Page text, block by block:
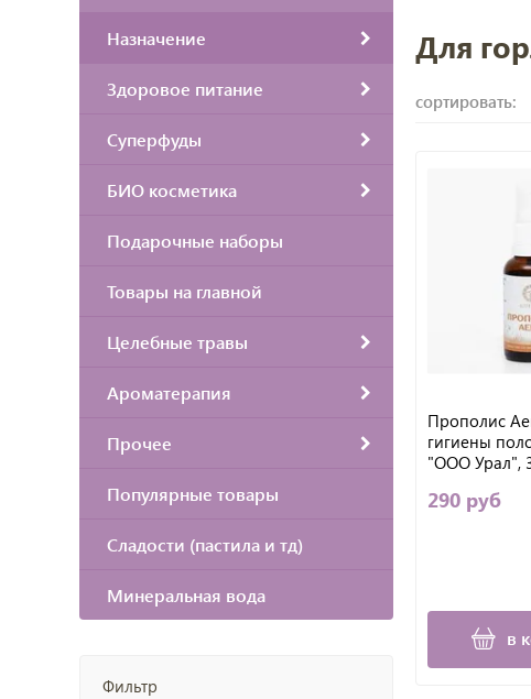
Назначение
Здоровое питание
Суперфуды
БИО косметика
Подарочные наборы
Товары на главной
Целебные травы
Ароматерапия
Прочее
Популярные товары
Сладости (пастила и тд)
Минеральная вода
Фильтр
Для
сортировать:
Прополис
гигиены
"ООО Урал",
290 руб
в